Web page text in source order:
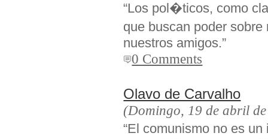
“Los pol�ticos, como
que buscan poder
nuestros amigos.”
0 Comments
Olavo de Carvalho
(Domingo, 19 de abril
“El comunismo no es